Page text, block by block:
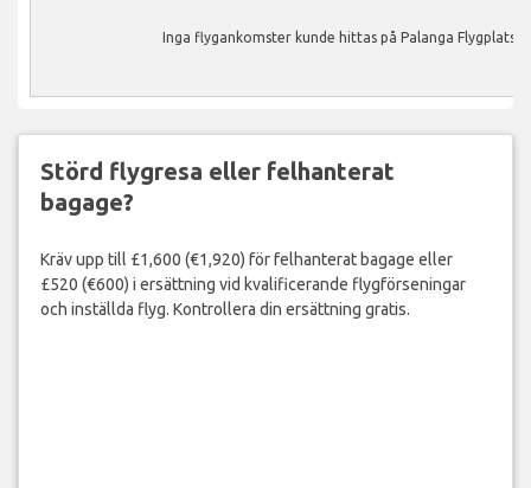
Inga flygankomster kunde hittas på Palanga Flygplats.
Störd flygresa eller felhanterat
bagage?
Kräv upp till £1,600 (€1,920) för felhanterat bagage eller
£520 (€600) i ersättning vid kvalificerande flygförseningar
och inställda flyg. Kontrollera din ersättning gratis.